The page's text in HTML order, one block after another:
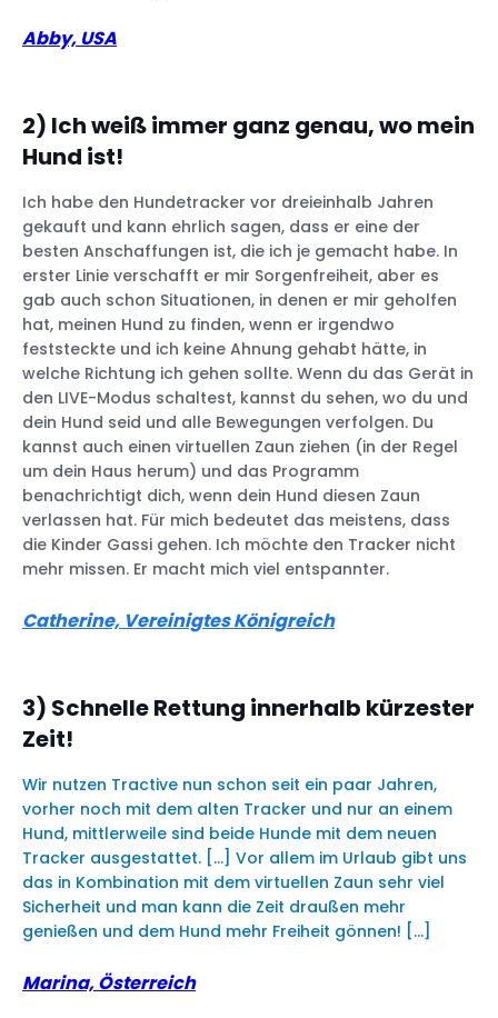
Abby, USA
2) Ich weiß immer ganz genau, wo mein
Hund ist!
Ich habe den Hundetracker vor dreieinhalb Jahren
gekauft und kann ehrlich sagen, dass er eine der
besten Anschaffungen ist, die ich je gemacht habe. In
erster Linie verschafft er mir Sorgenfreiheit, aber es
gab auch schon Situationen, in denen er mir geholfen
hat, meinen Hund zu finden, wenn er irgendwo
feststeckte und ich keine Ahnung gehabt hätte, in
welche Richtung ich gehen sollte. Wenn du das Gerät in
den LIVE-Modus schaltest, kannst du sehen, wo du und
dein Hund seid und alle Bewegungen verfolgen. Du
kannst auch einen virtuellen Zaun ziehen (in der Regel
um dein Haus herum) und das Programm
benachrichtigt dich, wenn dein Hund diesen Zaun
verlassen hat. Für mich bedeutet das meistens, dass
die Kinder Gassi gehen. Ich möchte den Tracker nicht
mehr missen. Er macht mich viel entspannter.
Catherine, Vereinigtes Königreich
3) Schnelle Rettung innerhalb kürzester
Zeit!
Wir nutzen Tractive nun schon seit ein paar Jahren,
vorher noch mit dem alten Tracker und nur an einem
Hund, mittlerweile sind beide Hunde mit dem neuen
Tracker ausgestattet. […] Vor allem im Urlaub gibt uns
das in Kombination mit dem virtuellen Zaun sehr viel
Sicherheit und man kann die Zeit draußen mehr
genießen und dem Hund mehr Freiheit gönnen! […]
Marina, Österreich